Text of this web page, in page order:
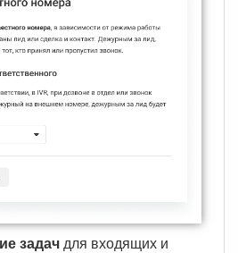
задач для входящих и